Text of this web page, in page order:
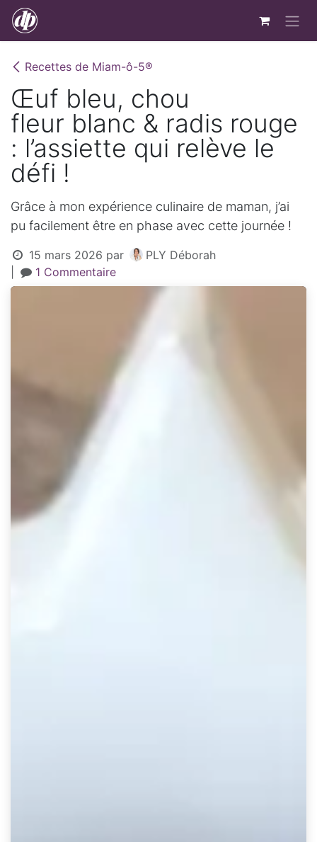
Se rendre au contenu
Recettes de Miam-ô-5®
Œuf bleu, chou
fleur blanc & radis rouge
: l’assiette qui relève le
défi !
Grâce à mon expérience culinaire de maman, j’ai
pu facilement être en phase avec cette journée !
15 mars 2026 par
PLY Déborah
1 Commentaire